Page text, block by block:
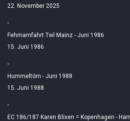
22. November 2025
Fehmarnfahrt Twl Mainz - Juni 1986
15. Juni 1986
Hummeltörn - Juni 1988
15. Juni 1988
EC 186/187 Karen Blixen = Kopenhagen -